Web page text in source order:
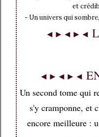
et
- Un univers qui
◄►◄►◄
◄►◄►◄
Un second tome qui
s'y cramponne, et
encore meilleure :